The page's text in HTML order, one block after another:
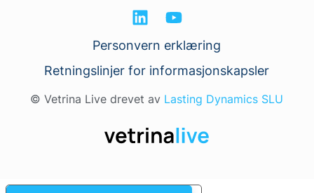
Personvern erklæring
Retningslinjer for informasjonskapsler
© Vetrina Live drevet av Lasting Dynamics SLU